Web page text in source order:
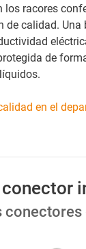
racores
de calidad.
de
en el